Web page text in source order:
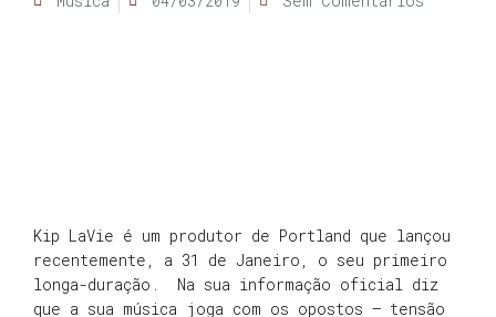
Kip LaVie é um produtor de Portland que lançou
recentemente, a 31 de Janeiro, o seu primeiro
longa-duração. Na sua informação oficial diz
que a sua música joga com os opostos – tensão